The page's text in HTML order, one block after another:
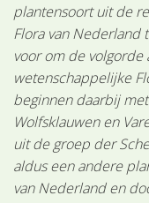
plantensoort uit de
Flora van Nederland
voor om de
wetenschappelijke
beginnen daarbij
Wolfsklauwen en
uit de groep der
aldus een andere
van Nederland en